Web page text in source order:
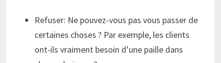
Refuser: Ne pouvez-vous pas vous passer de
certaines choses ? Par exemple, les clients
ont-ils vraiment besoin d’une paille dans